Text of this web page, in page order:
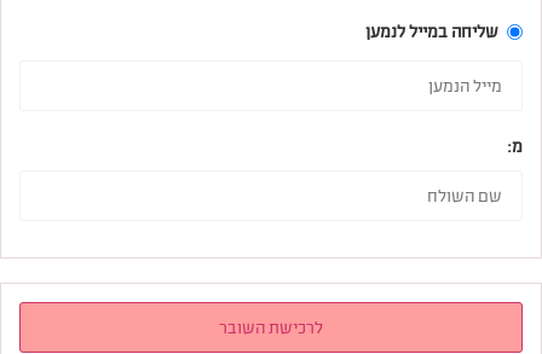
שליחה במייל לנמען
מ:
לרכישת השובר